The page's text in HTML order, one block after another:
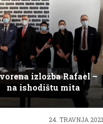
izložba Rafael –
na ishodištu mita
24. TRAVNJA 2021.